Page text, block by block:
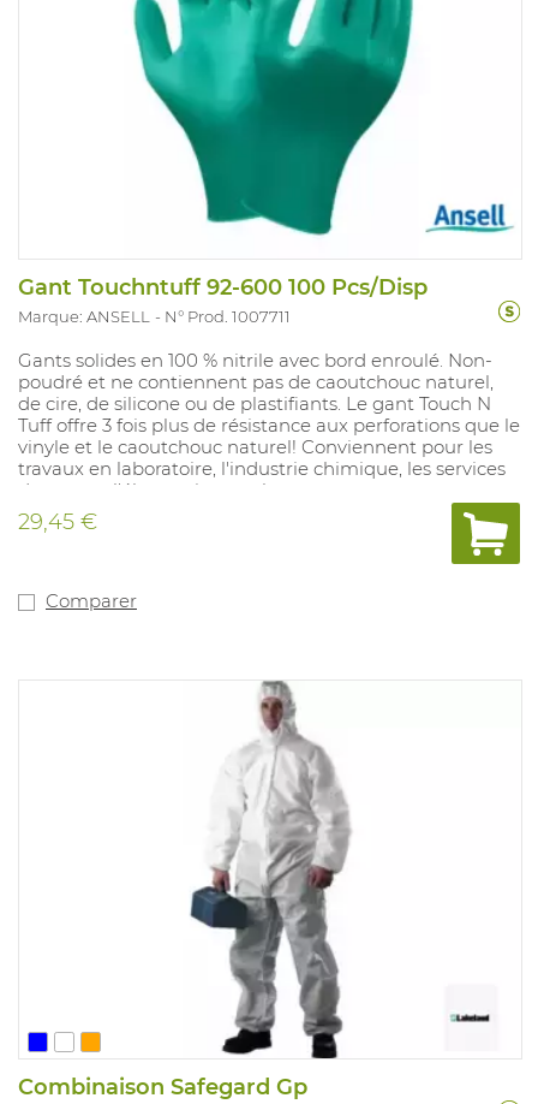
Gant Touchntuff 92-600 100 Pcs/Disp
Marque: ANSELL N° Prod. 1007711
Gants solides en 100 % nitrile avec bord enroulé. Non-
poudré et ne contiennent pas de caoutchouc naturel,
de cire, de silicone ou de plastifiants. Le gant Touch N
Tuff offre 3 fois plus de résistance aux perforations que le
vinyle et le caoutchouc naturel! Conviennent pour les
travaux en laboratoire, l'industrie chimique, les services
durgence, l'électronique et les autres travaux
d'assemblage de précision. Couleurs: vert. Tailles: 6,5 - 7 /
7,5 - 8 / 8,5 - 9 / 9,5 / 10. Longueur: 240 mm. Epaisseur:
0,12 mm. En accordance avec : EN ISO 374-1:2016 Type B:
29,45 €
Comparer
Combinaison Safegard Gp